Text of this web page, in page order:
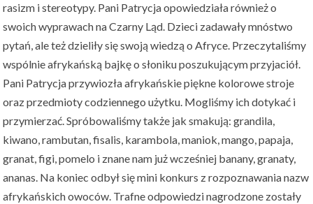
rasizm i stereotypy. Pani Patrycja opowiedziała również o
swoich wyprawach na Czarny Ląd. Dzieci zadawały mnóstwo
pytań, ale też dzieliły się swoją wiedzą o Afryce. Przeczytaliśmy
wspólnie afrykańską bajkę o słoniku poszukującym przyjaciół.
Pani Patrycja przywiozła afrykańskie piękne kolorowe stroje
oraz przedmioty codziennego użytku. Mogliśmy ich dotykać i
przymierzać. Spróbowaliśmy także jak smakują: grandila,
kiwano, rambutan, fisalis, karambola, maniok, mango, papaja,
granat, figi, pomelo i znane nam już wcześniej banany, granaty,
ananas. Na koniec odbył się mini konkurs z rozpoznawania nazw
afrykańskich owoców. Trafne odpowiedzi nagrodzone zostały